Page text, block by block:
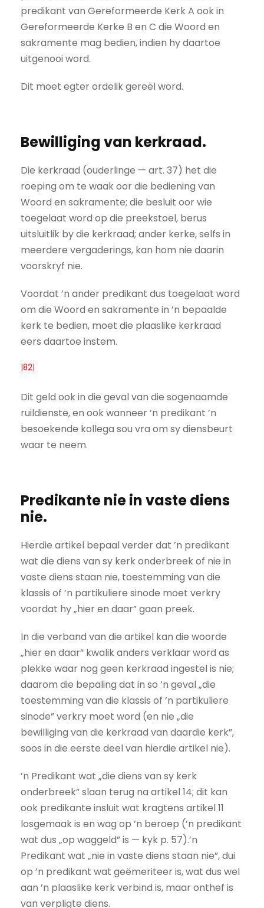
predikant van Gereformeerde Kerk A ook in
Gereformeerde Kerke B en C die Woord en
sakramente mag bedien, indien hy daartoe
uitgenooi word.
Dit moet egter ordelik gereël word.
Bewilliging van kerkraad.
Die kerkraad (ouderlinge — art. 37) het die
roeping om te waak oor die bediening van
Woord en sakramente; die besluit oor wie
toegelaat word op die preekstoel, berus
uitsluitlik by die kerkraad; ander kerke, selfs in
meerdere vergaderings, kan hom nie daarin
voorskryf nie.
Voordat ’n ander predikant dus toegelaat word
om die Woord en sakramente in ’n bepaalde
kerk te bedien, moet die plaaslike kerkraad
eers daartoe instem.
|82|
Dit geld ook in die geval van die sogenaamde
ruildienste, en ook wanneer ’n predikant ’n
besoekende kollega sou vra om sy diensbeurt
waar te neem.
Predikante nie in vaste diens
nie.
Hierdie artikel bepaal verder dat ’n predikant
wat die diens van sy kerk onderbreek of nie in
vaste diens staan nie, toestemming van die
klassis of ’n partikuliere sinode moet verkry
voordat hy „hier en daar” gaan preek.
In die verband van die artikel kan die woorde
„hier en daar” kwalik anders verklaar word as
plekke waar nog geen kerkraad ingestel is nie;
daarom die bepaling dat in so ’n geval „die
toestemming van die klassis of ’n partikuliere
sinode” verkry moet word (en nie „die
bewilliging van die kerkraad van daardie kerk”,
soos in die eerste deel van hierdie artikel nie).
’n Predikant wat „die diens van sy kerk
onderbreek” slaan terug na artikel 14; dit kan
ook predikante insluit wat kragtens artikel 11
losgemaak is en wag op ’n beroep (’n predikant
wat dus „op waggeld” is — kyk p. 57).’n
Predikant wat „nie in vaste diens staan nie”, dui
op ’n predikant wat geëmeriteer is, wat dus wel
aan ’n plaaslike kerk verbind is, maar onthef is
van verpligte diens.